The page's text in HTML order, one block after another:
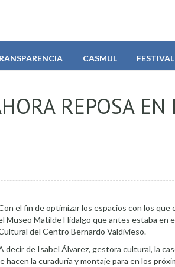
CASMUL FESTIVAL
REPOSA EN
el fin de optimizar los espacios con los que
Museo Matilde Hidalgo que antes estaba en
del Centro Bernardo Valdivieso.
decir de Isabel Álvarez, gestora cultural, la
hacen la curaduría y montaje para en los